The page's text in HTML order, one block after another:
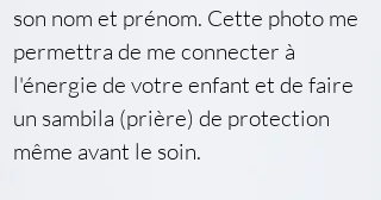
son nom et prénom. Cette photo me
permettra de me connecter à
l'énergie de votre enfant et de faire
un sambila (prière) de protection
même avant le soin.